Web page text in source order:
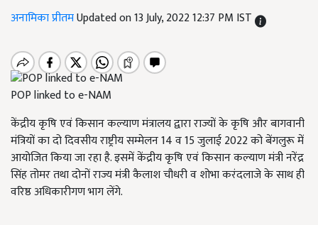
अनामिका प्रीतमUpdated on 13 July, 2022 12:37 PM IST
POP linked to e-NAM
केंद्रीय कृषि एवं किसान कल्याण मंत्रालय द्वारा राज्यों के कृषि और बागवानी
मंत्रियों का दो दिवसीय राष्ट्रीय सम्मेलन 14 व 15 जुलाई 2022 को बेंगलुरू में
आयोजित किया जा रहा है. इसमें केंद्रीय कृषि एवं किसान कल्याण मंत्री नरेंद्र
सिंह तोमर तथा दोनों राज्य मंत्री कैलाश चौधरी व शोभा करंदलाजे के साथ ही
वरिष्ठ अधिकारीगण भाग लेंगे.